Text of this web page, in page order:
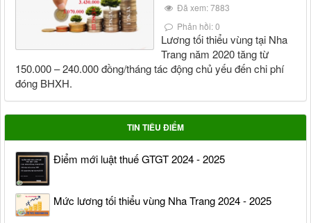
Đã xem: 7883
Phản hồi: 0
Lương tối thiểu vùng tại Nha
Trang năm 2020 tăng từ
150.000 – 240.000 đồng/tháng tác động chủ yếu đến chi phí
đóng BHXH.
TIN TIÊU ĐIỂM
Điểm mới luật thuế GTGT 2024 - 2025
Mức lương tối thiểu vùng Nha Trang 2024 - 2025